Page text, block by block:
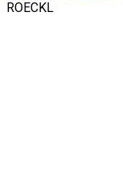
ROECKL